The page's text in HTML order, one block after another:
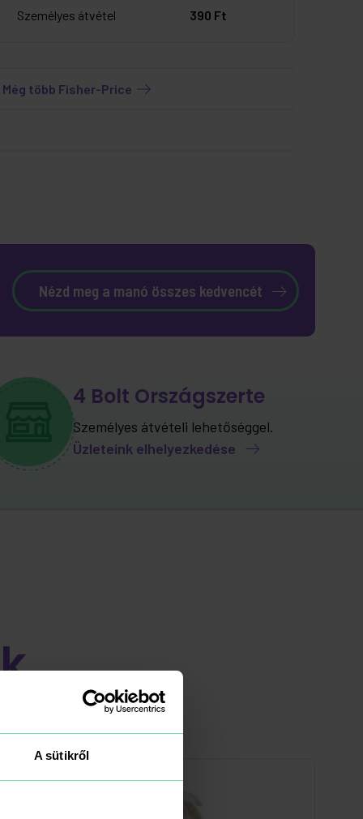
A sütikről
Személyes átvétel 390 Ft
Még több Fisher-Price
Nézd meg a manó összes kedvencét
4 Bolt Országszerte
Személyes átvételi lehetőséggel.
Üzleteink elhelyezkedése